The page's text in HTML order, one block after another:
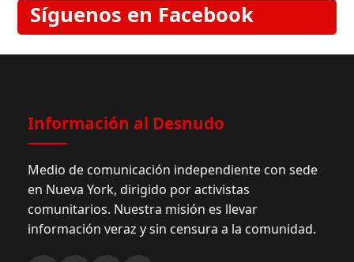
Síguenos en Facebook
Información al Desnudo
Medio de comunicación independiente con sede
en Nueva York, dirigido por activistas
comunitarios. Nuestra misión es llevar
información veraz y sin censura a la comunidad.